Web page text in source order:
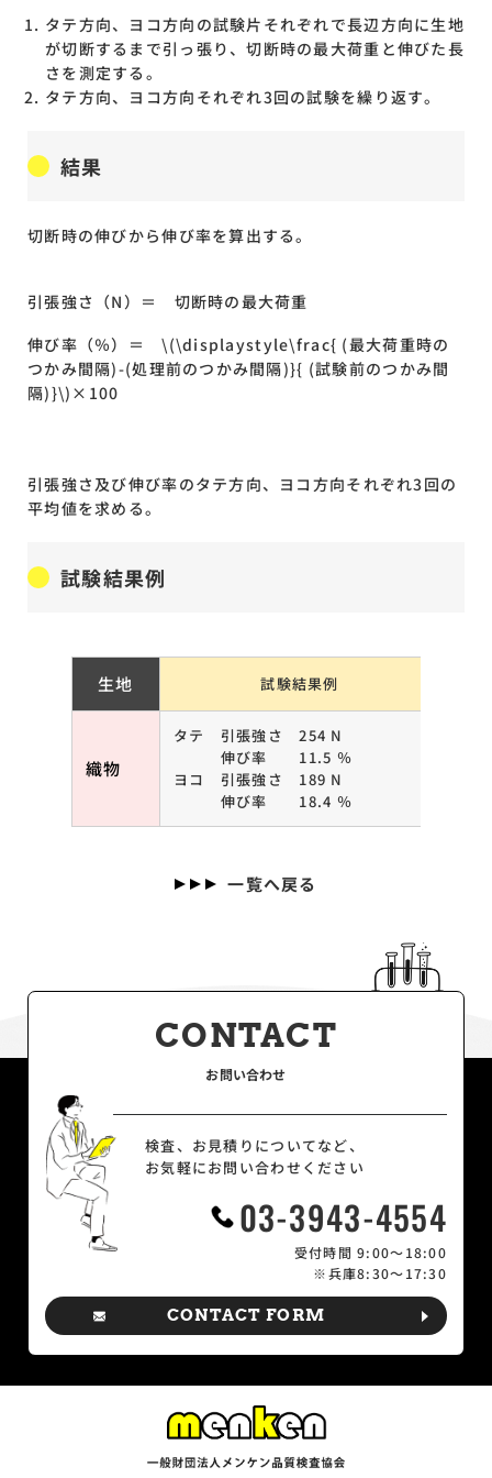
タテ方向、ヨコ方向の試験片それぞれで長辺方向に生地
が切断するまで引っ張り、切断時の最大荷重と伸びた長
さを測定する。
タテ方向、ヨコ方向それぞれ3回の試験を繰り返す。
結果
切断時の伸びから伸び率を算出する。
引張強さ（N）＝ 切断時の最大荷重
伸び率（％）＝ \(\displaystyle\frac{ (最大荷重時の
つかみ間隔)-(処理前のつかみ間隔)}{ (試験前のつかみ間
隔)}\)×100
引張強さ及び伸び率のタテ方向、ヨコ方向それぞれ3回の
平均値を求める。
試験結果例
生地 試験結果例
織物
タテ 引張強さ 254 N
伸び率 11.5 ％
ヨコ 引張強さ 189 N
伸び率 18.4 ％
一覧へ戻る
CONTACT
お問い合わせ
検査、お見積りについてなど、
お気軽にお問い合わせください
03-3943-4554
受付時間 9:00～18:00
※兵庫8:30～17:30
CONTACT FORM